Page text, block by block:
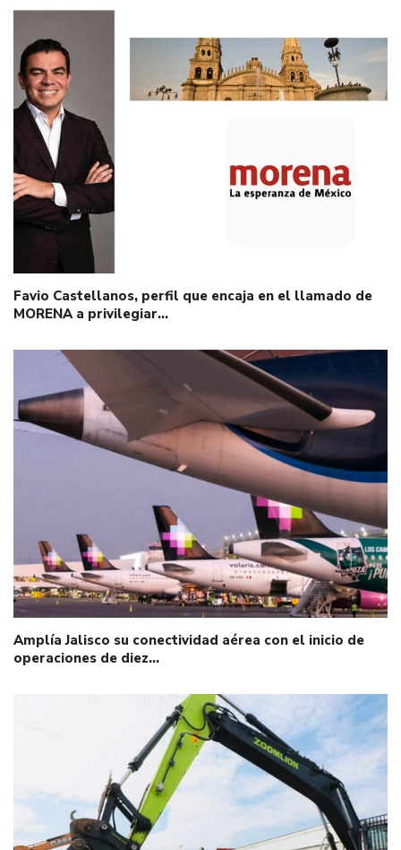
Favio Castellanos, perfil que encaja en el llamado de
MORENA a privilegiar…
Amplía Jalisco su conectividad aérea con el inicio de
operaciones de diez…